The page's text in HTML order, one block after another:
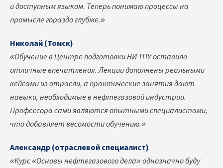
и доступным языком. Теперь понимаю процессы на
промысле гораздо глубже.»
Николай (Томск)
«Обучение в Центре подготовки НИ ТПУ оставило
отличные впечатления. Лекции дополнены реальными
кейсами из отрасли, а практические занятия дают
навыки, необходимые в нефтегазовой индустрии.
Профессора сами являются опытными специалистами,
что добавляет весомости обучению.»
Александр (отраслевой специалист)
«Курс «Основы нефтегазового дела» однозначно буду